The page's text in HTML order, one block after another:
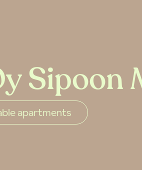
Sipoon
apartments